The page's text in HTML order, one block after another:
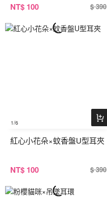
NT$ 100 $ 390
1/6
紅心小花朵×蚊香盤U型耳夾
NT$ 100 $ 390